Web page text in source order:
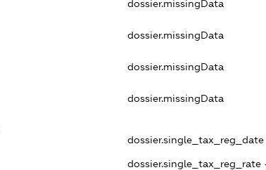
dossier.missingData
dossier.missingData
dossier.missingData
dossier.missingData
dossier.single_tax_reg_date -
dossier.single_tax_reg_rate